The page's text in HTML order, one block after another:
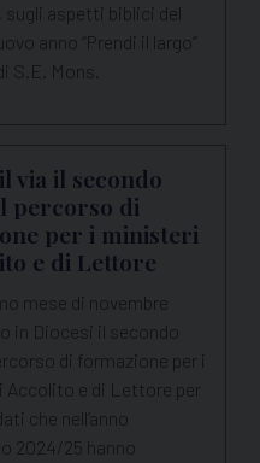
sugli aspetti biblici del
anno “Prendi il largo”
S.E. Mons.
via il secondo
percorso di
per i ministeri
e di Lettore
mese di novembre
in Diocesi il secondo
di formazione per i
Accolito e di Lettore per
che nell’anno
2024/25 hanno